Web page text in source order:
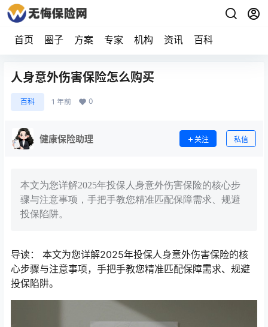
首页 圈子 方案 专家 机构 资讯 百科
人身意外伤害保险怎么购买
百科 1 年前 0
健康保险助理 关注 私信
本文为您详解2025年投保人身意外伤害保险的核心步
骤与注意事项，手把手教您精准匹配保障需求、规避
投保陷阱。
导读： 本文为您详解2025年投保人身意外伤害保险的核
心步骤与注意事项，手把手教您精准匹配保障需求、规避
投保陷阱。